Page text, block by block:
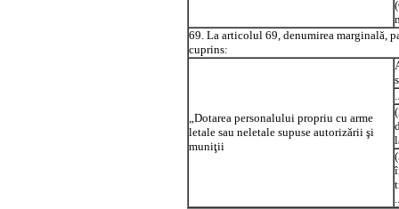
69. La articolul 69, denumirea marginală,
cuprins:
„Dotarea personalului propriu cu arme
letale sau neletale supuse autorizării şi
muniţii